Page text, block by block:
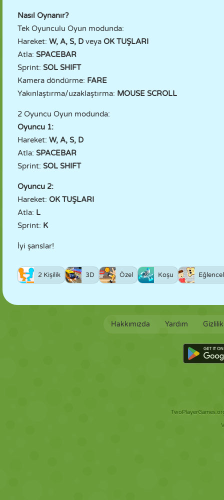
Nasıl Oynanır?
Tek Oyunculu Oyun modunda:
Hareket: W, A, S, D veya OK TUŞLARI
Atla: SPACEBAR
Sprint: SOL SHIFT
Kamera döndürme: FARE
Yakınlaştırma/uzaklaştırma: MOUSE SCROLL
2 Oyuncu Oyun modunda:
Oyuncu 1:
Hareket: W, A, S, D
Atla: SPACEBAR
Sprint: SOL SHIFT
Oyuncu 2:
Hareket: OK TUŞLARI
Atla: L
Sprint: K
İyi şanslar!
2 Kişilik 3D Özel Koşu
Hakkımızda Yardım